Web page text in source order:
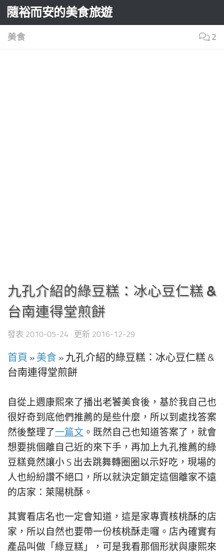
Skip to content
隨裕而安的美食旅遊
美食 2
九孔介紹的綠豆糕：冰心豆仁糕 &
台南連得堂煎餅
發表 2010-05-24 · 更新 2016-12-29
首頁 » 美食 » 九孔介紹的綠豆糕：冰心豆仁糕 &
台南連得堂煎餅
自從上週康熙來了播出老饕美食後，基於我自己也
很好奇到底他們推薦的是些什麼，所以到處找答案
然後整理了一篇文 。既然自己也知道答案了，就會
想要挑個離自己近的來下手，再加上九孔推薦的綠
豆糕竟然讓小 S 出去跳舞轉圈圈以示好吃，現場的
人也紛紛讚不絕口，所以就決定鎖定這個離家不遠
的店家：萊陽桃酥。
其實看店名也一定會知道，這是家專賣核桃酥的店
家，所以自然也要帶一份核桃酥走囉。店內確實有
產品叫做「綠豆糕」，可是我看那個形狀與康熙來